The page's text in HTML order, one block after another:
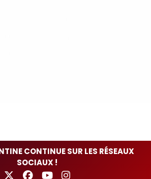
CONTINUE SUR LES RÉSEAUX
SOCIAUX !